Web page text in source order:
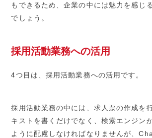
もできるため、企業の中には魅力を感じ
でしょう。
採用活動業務への活用
4つ目は、採用活動業務への活用です。
採用活動業務の中には、求人票の作成を
キストを書くだけでなく、検索エンジン
ように配慮しなければなりませんが、